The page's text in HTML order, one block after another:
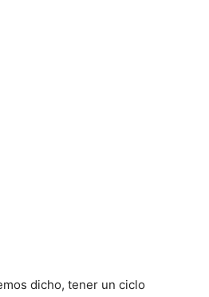
dicho, tener un ciclo